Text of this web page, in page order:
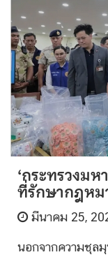
‘กระทรวงม
ที่รักษากฎหม
มีนาคม 25,
นอกจากความชุล